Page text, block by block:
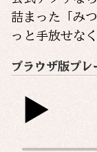
詰まった「み
っと手放せな
ブラウザ版プレ